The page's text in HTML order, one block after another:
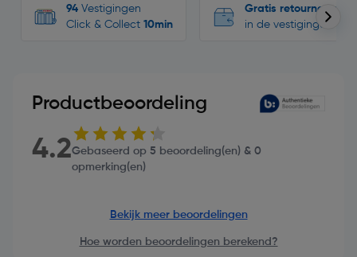
94 Vestigingen
Click & Collect 10min
Gratis retourneren
in de vestigingen
Productbeoordeling
4.2Gebaseerd op 5 beoordeling(en) & 0
opmerking(en)
Bekijk meer beoordelingen
Hoe worden beoordelingen berekend?